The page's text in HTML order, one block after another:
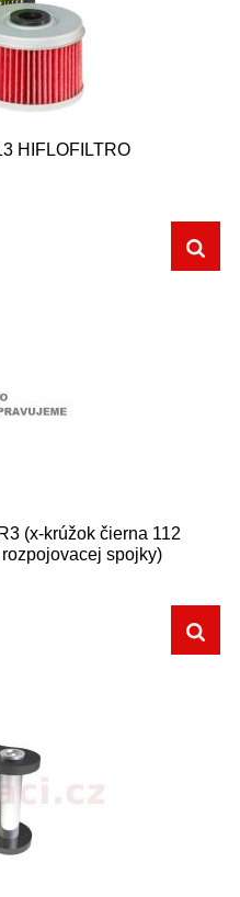
HIFLOFILTRO
(x-krúžok čierna 112
spojky)